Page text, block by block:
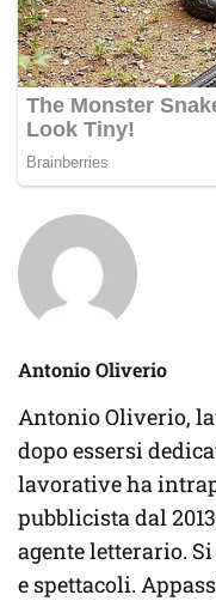
Antonio Oliverio
Antonio Oliverio,
dopo essersi
lavorative ha
pubblicista dal
agente letterario.
e spettacoli.